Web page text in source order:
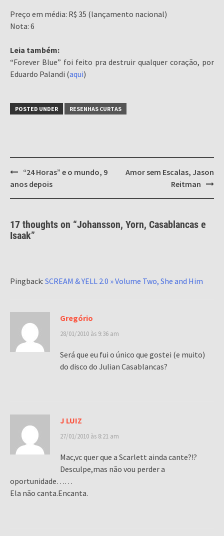
Preço em média: R$ 35 (lançamento nacional)
Nota: 6
Leia também:
“Forever Blue” foi feito pra destruir qualquer coração, por
Eduardo Palandi (aqui)
POSTED UNDER RESENHAS CURTAS
Post
navigation
“24 Horas” e o mundo, 9
anos depois
Amor sem Escalas, Jason
Reitman
17 thoughts on “Johansson, Yorn, Casablancas e
Isaak”
Pingback: SCREAM & YELL 2.0 » Volume Two, She and Him
Gregório
28/01/2010 às 9:36 am
Será que eu fui o único que gostei (e muito)
do disco do Julian Casablancas?
J LUIZ
27/01/2010 às 8:21 am
Mac,vc quer que a Scarlett ainda cante?!?
Desculpe,mas não vou perder a
oportunidade……
Ela não canta.Encanta.